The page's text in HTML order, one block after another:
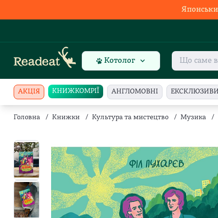
Котолог
АКЦІЯ КНИЖКОМРІЇ АНГЛОМОВНІ
Головна / Книжки / Культура та мистецтво / Музика /